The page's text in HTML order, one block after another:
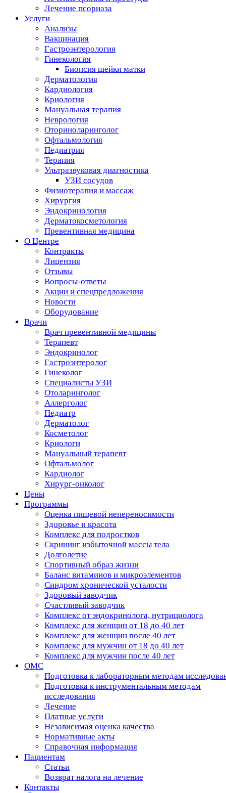
Лечение псориаза
Услуги
Анализы
Вакцинация
Гастроэнтерология
Гинекология
Биопсия шейки матки
Дерматология
Кардиология
Криология
Мануальная терапия
Неврология
Оториноларинголог
Офтальмология
Педиатрия
Терапия
Ультразвуковая диагностика
УЗИ сосудов
Физиотерапия и массаж
Хирургия
Эндокринология
Дерматокосметология
Превентивная медицина
О Центре
Контракты
Лицензия
Отзывы
Вопросы-ответы
Акции и спецпредложения
Новости
Оборудование
Врачи
Врач превентивной медицины
Терапевт
Эндокринолог
Гастроэнтеролог
Гинеколог
Специалисты УЗИ
Отоларинголог
Аллерголог
Педиатр
Дерматолог
Косметолог
Криологи
Мануальный терапевт
Офтальмолог
Кардиолог
Хирург-онколог
Цены
Программы
Оценка пищевой непереносимости
Здоровье и красота
Комплекс для подростков
Скрининг избыточной массы тела
Долголетие
Спортивный образ жизни
Баланс витаминов и микроэлементов
Синдром хронической усталости
Здоровый заводчик
Счастливый заводчик
Комплекс от эндокринолога, нутрициолога
Комплекс для женщин от 18 до 40 лет
Комплекс для женщин после 40 лет
Комплекс для мужчин от 18 до 40 лет
Комплекс для мужчин после 40 лет
ОМС
Подготовка к лабораторным методам
Подготовка к инструментальным методам
исследования
Лечение
Платные услуги
Независимая оценка качества
Нормативные акты
Справочная информация
Пациентам
Статьи
Возврат налога на лечение
Контакты